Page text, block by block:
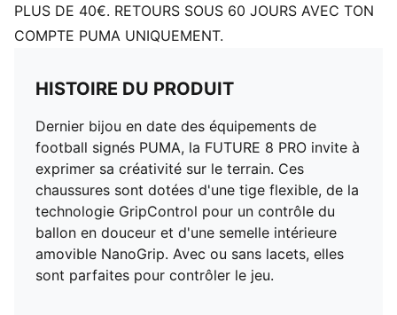
PLUS DE 40€. RETOURS SOUS 60 JOURS AVEC TON
COMPTE PUMA UNIQUEMENT.
HISTOIRE DU PRODUIT
Dernier bijou en date des équipements de
football signés PUMA, la FUTURE 8 PRO invite à
exprimer sa créativité sur le terrain. Ces
chaussures sont dotées d'une tige flexible, de la
technologie GripControl pour un contrôle du
ballon en douceur et d'une semelle intérieure
amovible NanoGrip. Avec ou sans lacets, elles
sont parfaites pour contrôler le jeu.